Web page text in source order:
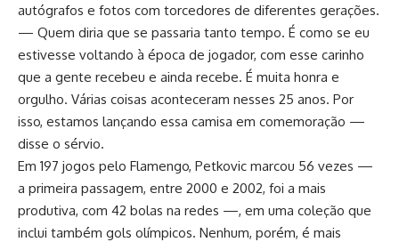
autógrafos e fotos com torcedores de diferentes gerações.
— Quem diria que se passaria tanto tempo. É como se eu
estivesse voltando à época de jogador, com esse carinho
que a gente recebeu e ainda recebe. É muita honra e
orgulho. Várias coisas aconteceram nesses 25 anos. Por
isso, estamos lançando essa camisa em comemoração —
disse o sérvio.
Em 197 jogos pelo Flamengo, Petkovic marcou 56 vezes —
a primeira passagem, entre 2000 e 2002, foi a mais
produtiva, com 42 bolas na redes —, em uma coleção que
inclui também gols olímpicos. Nenhum, porém, é mais